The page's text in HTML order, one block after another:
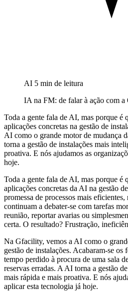
AI 5 min de leitura
IA na FM: de falar à ação com
Toda a gente fala de AI, mas porque é
aplicações concretas na gestão de
AI como o grande motor de mudança
torna a gestão de instalações mais
proativa. E nós ajudamos as
hoje.
Toda a gente fala de AI, mas porque é
aplicações concretas da AI na gestão
promessa de processos mais
continuam a debater-se com tarefas
reunião, reportar avarias ou
certa. O resultado? Frustração,
Na Gfacility, vemos a AI como o
gestão de instalações. Acabaram-se
tempo perdido à procura de uma sala
reservas erradas. A AI torna a gestão
mais rápida e mais proativa. E nós
aplicar esta tecnologia já hoje.